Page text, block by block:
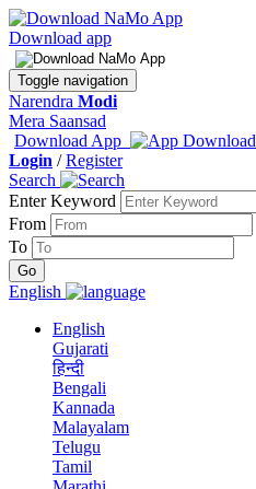
Download app
Toggle navigation
Narendra Modi
Mera Saansad
Download App
Login /Register
Search
Enter Keyword
From
To
English
English
Gujarati
हिन्दी
Bengali
Kannada
Malayalam
Telugu
Tamil